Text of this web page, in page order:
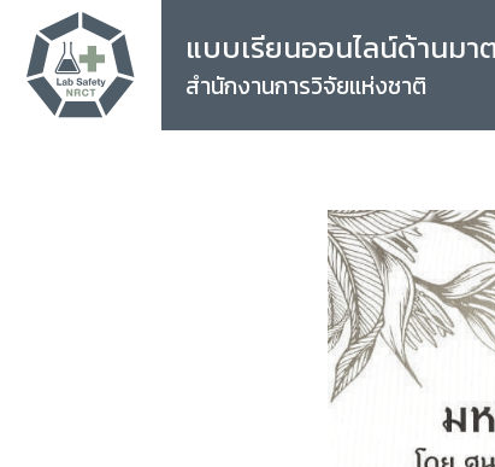
แบบเรียนออนไลน์ด้านม
สำนักงานการวิจัยแห่งชาติ